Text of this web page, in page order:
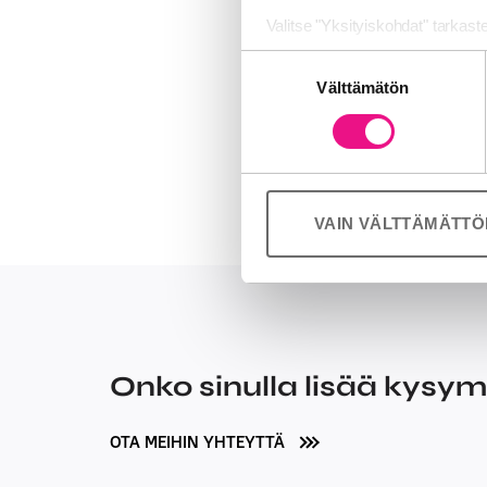
Valitse "Yksityiskohdat"
Jaamme sosiaalisen median,
palvelujaan (esim. Google).
Välttämätön
VAIN
Huippuunsa
lähivuosien
useisiin eri
maissa.”
Onko sinulla lisää
OTA MEIHIN YHTEYTTÄ